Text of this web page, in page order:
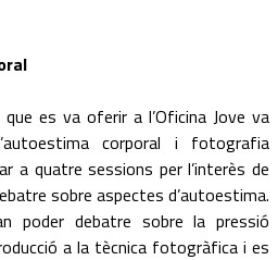
es va oferir a l’Oficina Jove va
corporal i fotografia
a quatre sessions per l’interès de
sobre aspectes d’autoestima.
poder debatre sobre la pressió
a la tècnica fotogràfica i es